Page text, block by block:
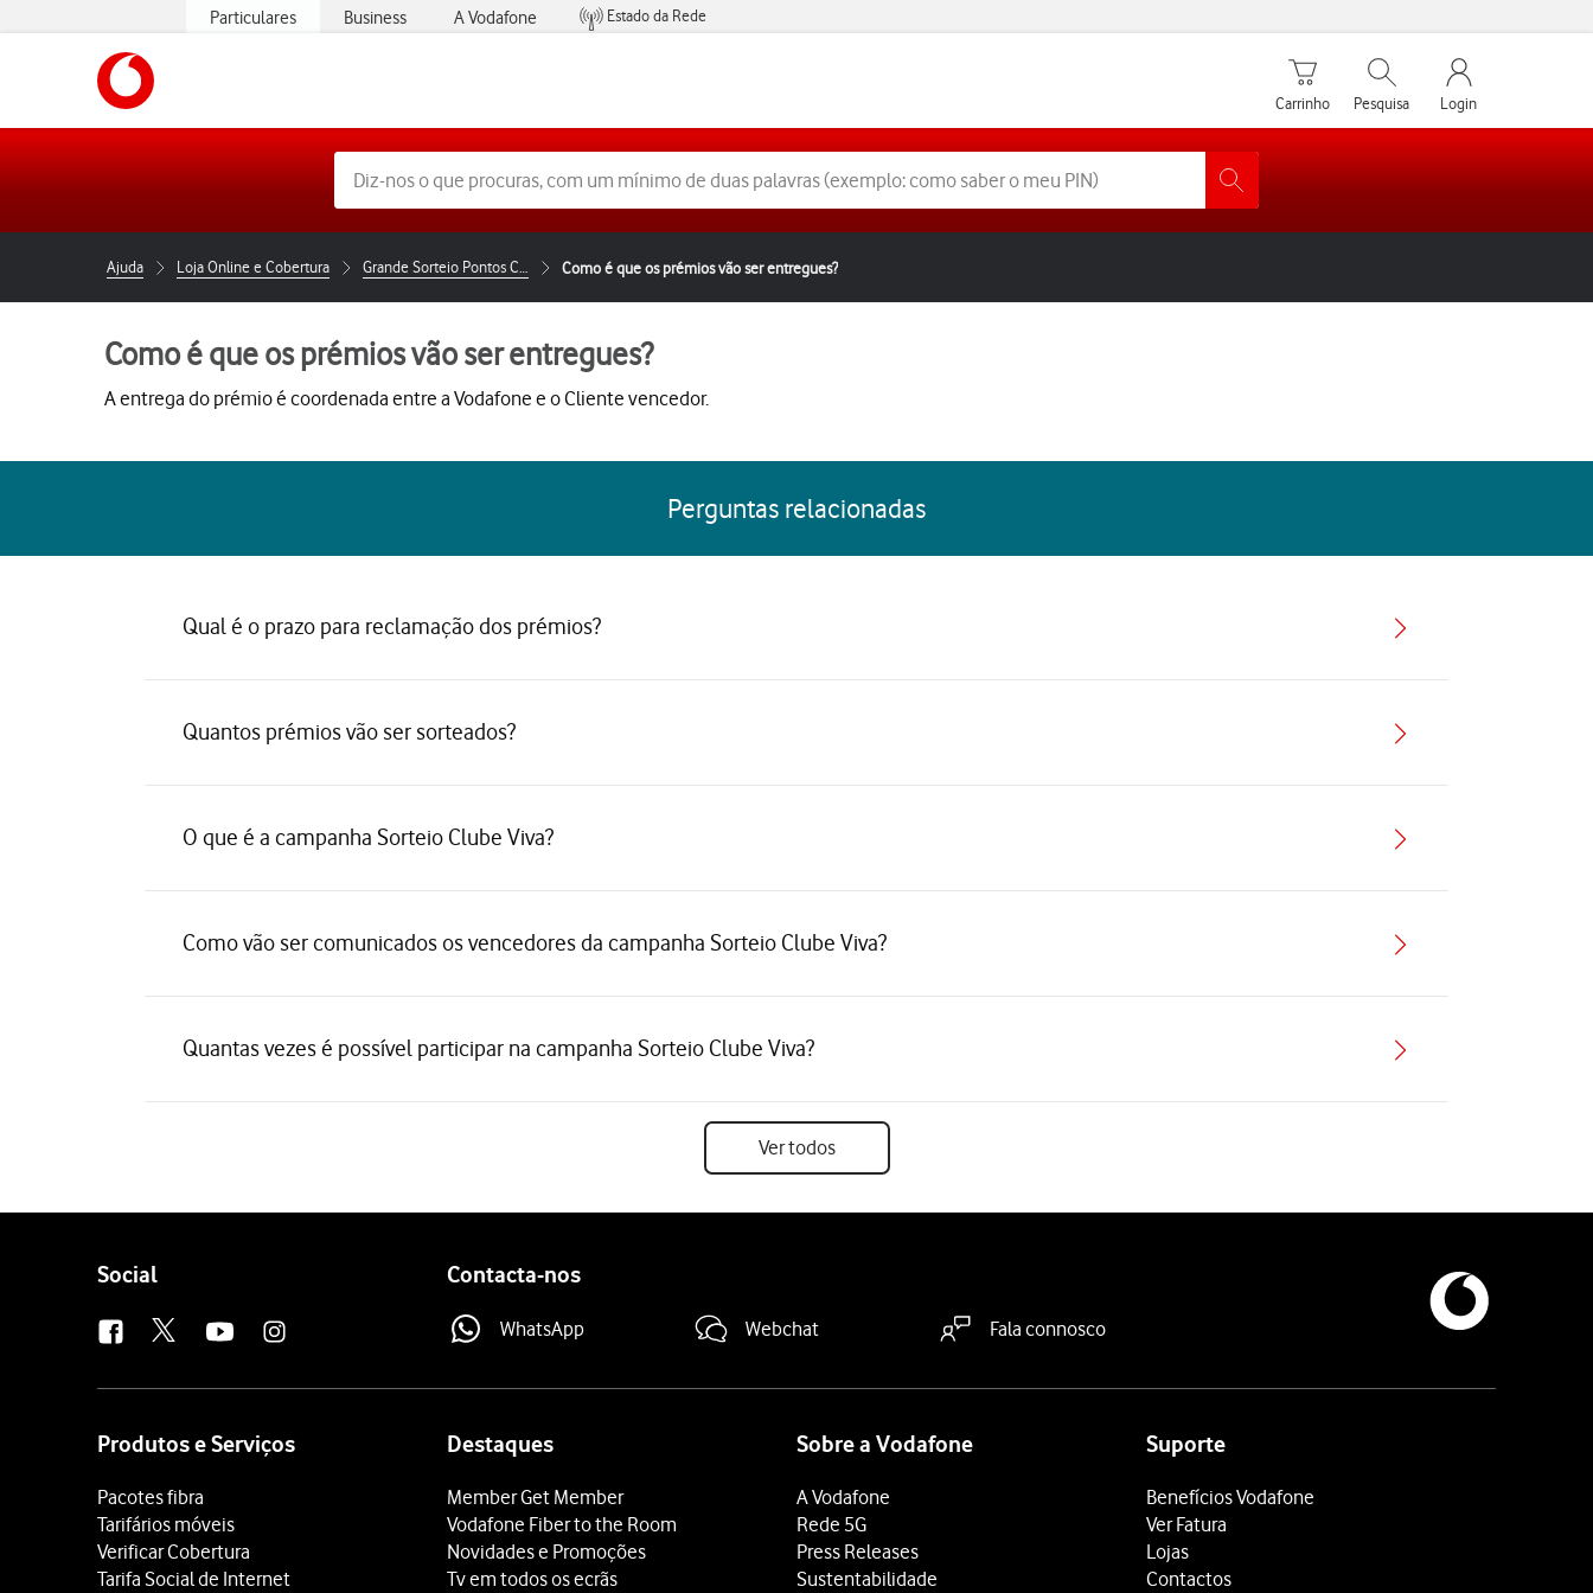
Particulares Business A Vodafone
Estado da Rede
Carrinho de compras
Carrinho
Pesquisar
Pesquisa
My Vodafone
Login
Ajuda Loja Online e Cobertura Como é que os prémios vão ser entregues?
Como é que os prémios vão ser entregues?
A entrega do prémio é coordenada entre a Vodafone e o Cliente vencedor.
Perguntas relacionadas
Qual é o prazo para reclamação dos prémios?
Quantos prémios vão ser sorteados?
O que é a campanha Sorteio Clube Viva?
Como vão ser comunicados os vencedores da campanha Sorteio Clube Viva?
Quantas vezes é possível participar na campanha Sorteio Clube Viva?
Ver todos
Follow
Social Contacta-nos
WhatsApp Webchat Fala connosco
Produtos e Serviços
Pacotes fibra
Tarifários móveis
Verificar Cobertura
Tarifa Social de Internet
Destaques
Member Get Member
Vodafone Fiber to the Room
Novidades e Promoções
Tv em todos os ecrãs
Sobre a Vodafone
A Vodafone
Rede 5G
Press Releases
Sustentabilidade
Suporte
Benefícios Vodafone
Ver Fatura
Lojas
Contactos